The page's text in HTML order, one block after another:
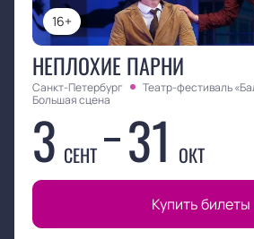
16+
НЕПЛОХИЕ ПАРНИ
Санкт-Петербург
Театр-фестиваль
Большая сцена
3 СЕНТ 31 ОКТ
Купить билеты